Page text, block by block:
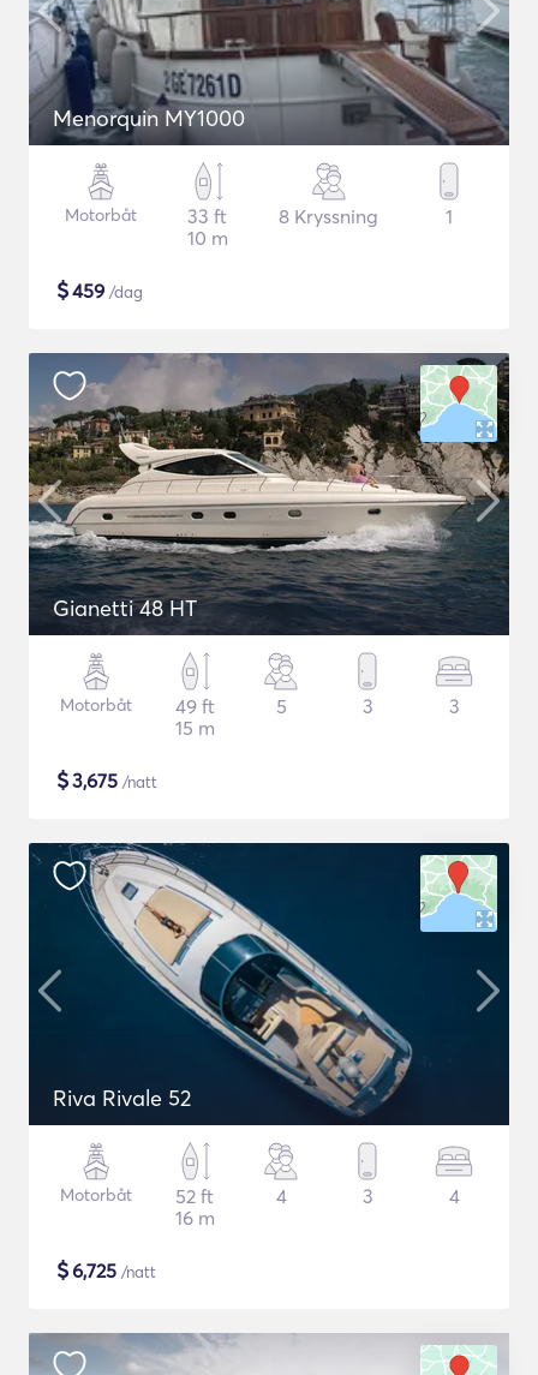
Menorquin MY1000
Motorbåt
33 ft
10 m
8 Kryssning 1
$459 /dag
Gianetti 48 HT
Motorbåt
49 ft
15 m
5 3 3
$3,675 /natt
Riva Rivale 52
Motorbåt
52 ft
16 m
4 3 4
$6,725 /natt